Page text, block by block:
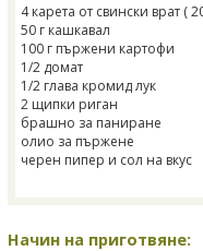
4 карета от свински врат (
50 г кашкавал
100 г пържени картофи
1/2 домат
1/2 глава кромид лук
2 щипки риган
брашно за паниране
олио за пържене
черен пипер и сол на вкус
Начин на приготвяне: